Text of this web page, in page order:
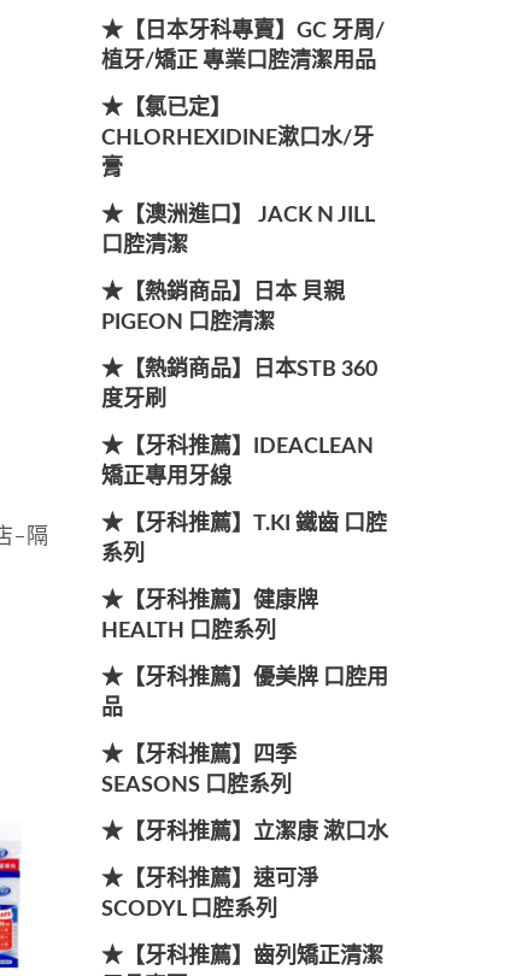
-隔
★【日本牙科專賣】GC 牙周/
植牙/矯正 專業口腔清潔用品
★【氯已定】
CHLORHEXIDINE漱口水/牙
膏
★【澳洲進口】 JACK N JILL
口腔清潔
★【熱銷商品】日本 貝親
PIGEON 口腔清潔
★【熱銷商品】日本STB 360
度牙刷
★【牙科推薦】IDEACLEAN
矯正專用牙線
★【牙科推薦】T.KI 鐵齒 口腔
系列
★【牙科推薦】健康牌
HEALTH 口腔系列
★【牙科推薦】優美牌 口腔用
品
★【牙科推薦】四季
SEASONS 口腔系列
★【牙科推薦】立潔康 漱口水
★【牙科推薦】速可淨
SCODYL 口腔系列
★【牙科推薦】齒列矯正清潔